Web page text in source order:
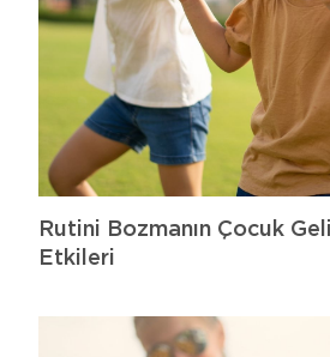
Rutini Bozmanın Çocuk
Etkileri